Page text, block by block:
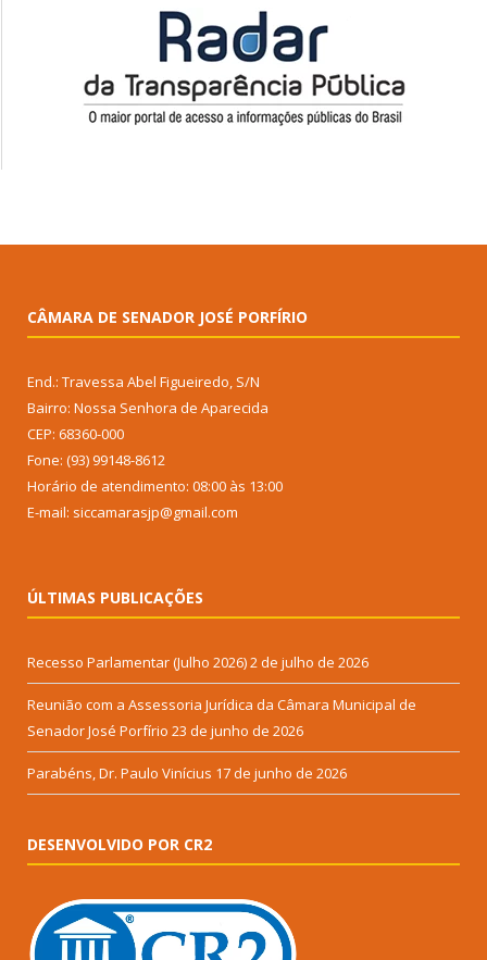
CÂMARA DE SENADOR JOSÉ PORFÍRIO
End.: Travessa Abel Figueiredo, S/N
Bairro: Nossa Senhora de Aparecida
CEP: 68360-000
Fone: (93) 99148-8612
Horário de atendimento: 08:00 às 13:00
E-mail: siccamarasjp@gmail.com
ÚLTIMAS PUBLICAÇÕES
Recesso Parlamentar (Julho 2026)2 de julho de 2026
Reunião com a Assessoria Jurídica da Câmara Municipal de
Senador José Porfírio 23 de junho de 2026
Parabéns, Dr. Paulo Vinícius 17 de junho de 2026
DESENVOLVIDO POR CR2